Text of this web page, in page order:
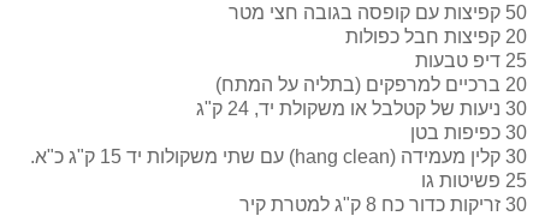
50 קפיצות עם קופסה בגובה חצי מטר
20 קפיצות חבל כפולות
25 דיפ טבעות
20 ברכיים למרפקים (בתליה על המתח)
30 ניעות של קטלבל או משקולת יד, 24 ק"ג
30 כפיפות בטן
30 קלין מעמידה (hang clean) עם שתי משקולות יד 15 ק"ג כ"א.
25 פשיטות גו
30 זריקות כדור כח 8 ק"ג למטרת קיר